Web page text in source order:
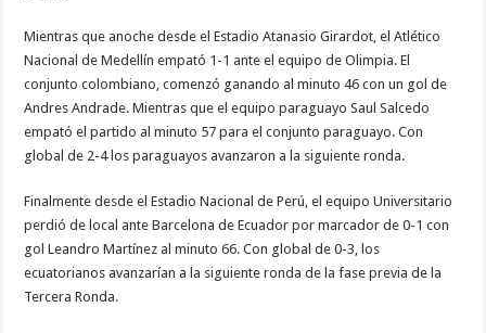
Mientras que anoche desde el Estadio Atanasio Girardot, el Atlético
Nacional de Medellín empató 1-1 ante el equipo de Olimpia. El
conjunto colombiano, comenzó ganando al minuto 46 con un gol de
Andres Andrade. Mientras que el equipo paraguayo Saul Salcedo
empató el partido al minuto 57 para el conjunto paraguayo. Con
global de 2-4 los paraguayos avanzaron a la siguiente ronda.
Finalmente desde el Estadio Nacional de Perú, el equipo Universitario
perdió de local ante Barcelona de Ecuador por marcador de 0-1 con
gol Leandro Martínez al minuto 66. Con global de 0-3, los
ecuatorianos avanzarían a la siguiente ronda de la fase previa de la
Tercera Ronda.